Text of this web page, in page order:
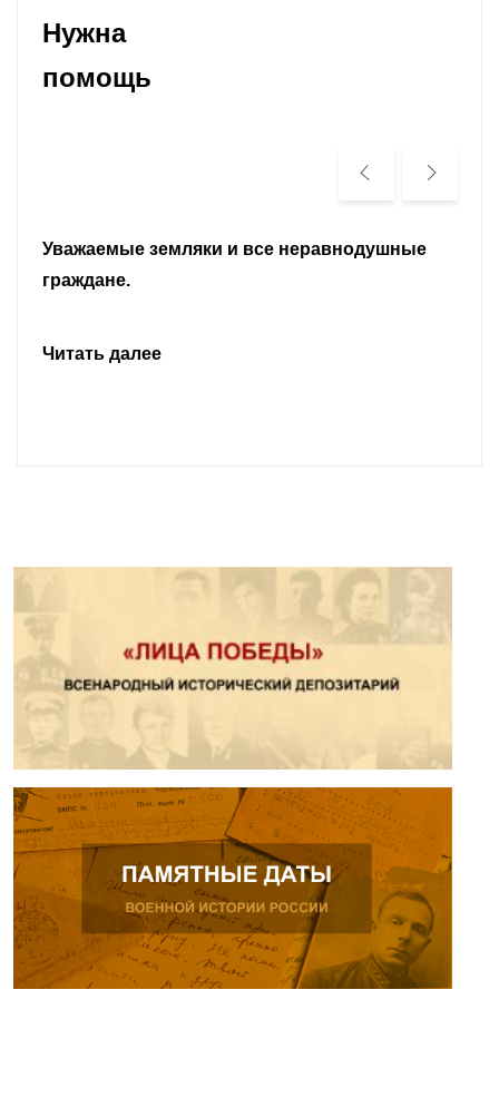
Нужна
помощь
Уважаемые земляки и все неравнодушные
граждане.
Читать далее